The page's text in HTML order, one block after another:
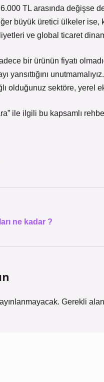
TL arasında değişse
büyük üretici ülkeler ise,
ve global ticaret
bir ürünün fiyatı
yansıttığını
olduğunuz sektöre, yerel
ile ilgili bu kapsamlı
ne kadar ?
Gerekli